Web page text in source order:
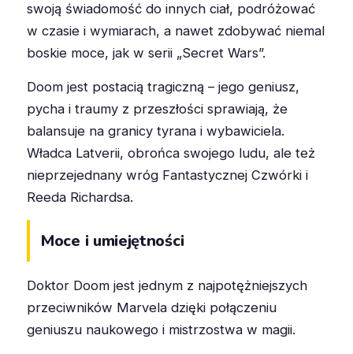
swoją świadomość do innych ciał, podróżować
w czasie i wymiarach, a nawet zdobywać niemal
boskie moce, jak w serii „Secret Wars”.
Doom jest postacią tragiczną – jego geniusz,
pycha i traumy z przeszłości sprawiają, że
balansuje na granicy tyrana i wybawiciela.
Władca Latverii, obrońca swojego ludu, ale też
nieprzejednany wróg Fantastycznej Czwórki i
Reeda Richardsa.
Moce i umiejętności
Doktor Doom jest jednym z najpotężniejszych
przeciwników Marvela dzięki połączeniu
geniuszu naukowego i mistrzostwa w magii.